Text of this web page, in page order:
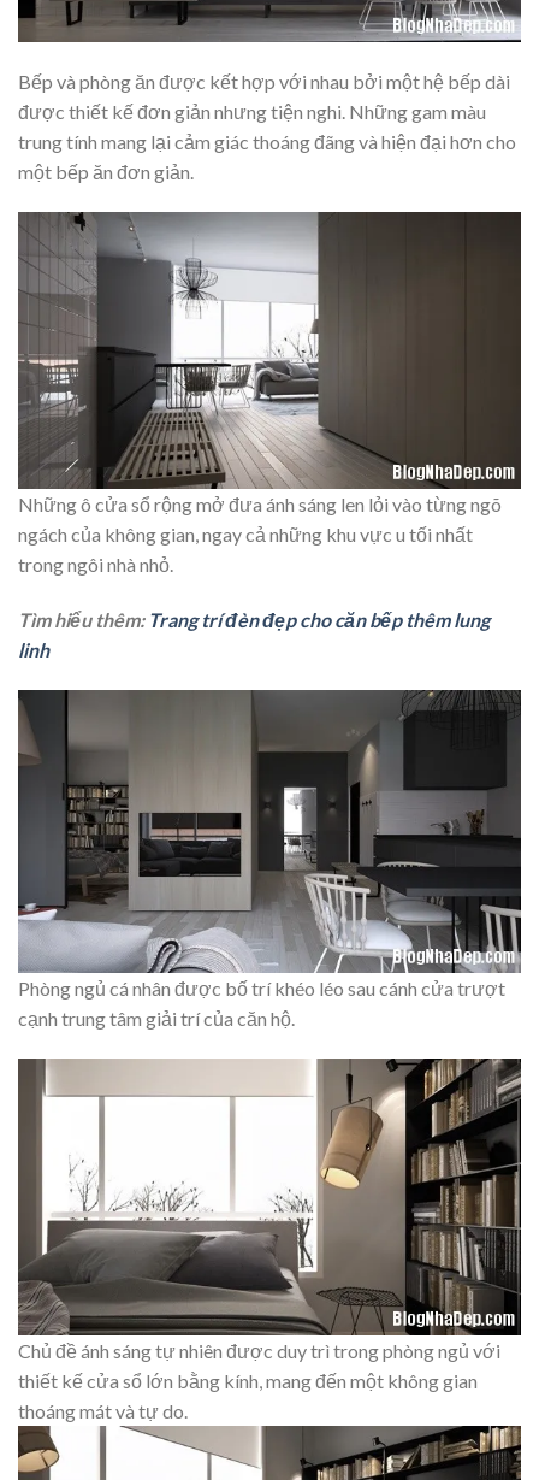
Bếp và phòng ăn được kết hợp với nhau bởi một hệ bếp dài
được thiết kế đơn giản nhưng tiện nghi. Những gam màu
trung tính mang lại cảm giác thoáng đãng và hiện đại hơn cho
một bếp ăn đơn giản.
Những ô cửa sổ rộng mở đưa ánh sáng len lỏi vào từng ngõ
ngách của không gian, ngay cả những khu vực u tối nhất
trong ngôi nhà nhỏ.
Tìm hiểu thêm: Trang trí đèn đẹp cho căn bếp thêm lung
linh
Phòng ngủ cá nhân được bố trí khéo léo sau cánh cửa trượt
cạnh trung tâm giải trí của căn hộ.
Chủ đề ánh sáng tự nhiên được duy trì trong phòng ngủ với
thiết kế cửa sổ lớn bằng kính, mang đến một không gian
thoáng mát và tự do.